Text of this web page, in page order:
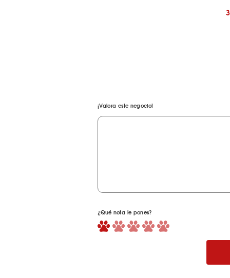
¡Valora este negocio!
¿Qué nota le pones?